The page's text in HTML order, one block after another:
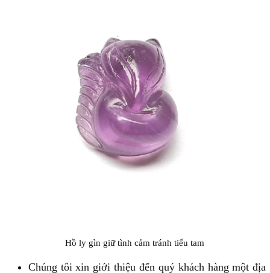
Hồ ly gìn giữ tình cảm tránh tiểu tam
Chúng tôi xin giới thiệu đến quý khách hàng một địa